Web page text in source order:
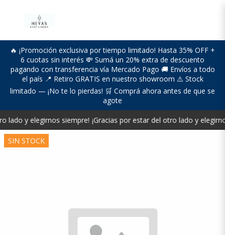
🔥 ¡Promoción exclusiva por tiempo limitado! Hasta 35% OFF +
6 cuotas sin interés 💸 Sumá un 20% extra de descuento
pagando con transferencia vía Mercado Pago 🚚 Envíos a todo
el país 📍 Retiro GRATIS en nuestro showroom ⚠️ Stock
limitado — ¡No te lo pierdas! 🛒 Comprá ahora antes de que se
agote
lado y elegirnos siempre! ¡Gracias por estar del otro lado y
SIN STOCK